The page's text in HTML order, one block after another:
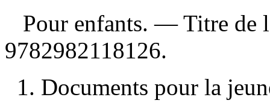
Pour enfants. — Titre
9782982118126.
1. Documents pour la